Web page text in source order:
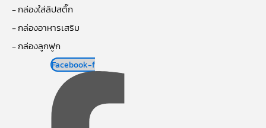
- กล่องใส่ลิปสติ๊ก
- กล่องอาหารเสริม
- กล่องลูกฟูก
Facebook-f